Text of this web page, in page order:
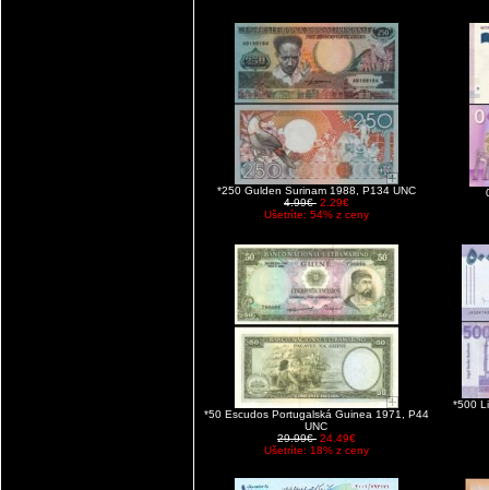
*250 Gulden Surinam 1988, P134 UNC
4.99€ 2.29€
Ušetríte: 54% z ceny
*50 Escudos Portugalská Guinea 1971, P44
UNC
29.99€ 24.49€
Ušetríte: 18% z ceny
*500